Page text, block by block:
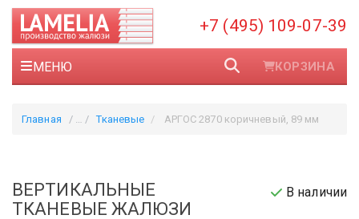
+7 (495) 109-07-39
МЕНЮ КОРЗИНА
Главная Тканевые АРГОС 2870 коричневый, 89 мм
ВЕРТИКАЛЬНЫЕ
ТКАНЕВЫЕ ЖАЛЮЗИ
В наличии